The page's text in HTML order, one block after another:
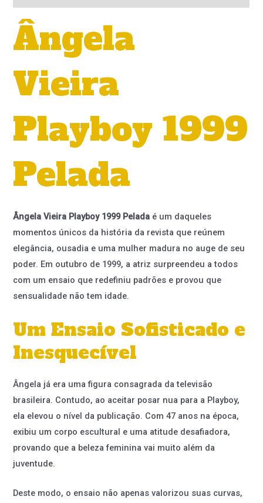
Ângela
Vieira
Playboy 1999
Pelada
Ângela Vieira Playboy 1999 Pelada é um daqueles
momentos únicos da história da revista que reúnem
elegância, ousadia e uma mulher madura no auge de seu
poder. Em outubro de 1999, a atriz surpreendeu a todos
com um ensaio que redefiniu padrões e provou que
sensualidade não tem idade.
Um Ensaio Sofisticado e
Inesquecível
Ângela já era uma figura consagrada da televisão
brasileira. Contudo, ao aceitar posar nua para a Playboy,
ela elevou o nível da publicação. Com 47 anos na época,
exibiu um corpo escultural e uma atitude desafiadora,
provando que a beleza feminina vai muito além da
juventude.
Deste modo, o ensaio não apenas valorizou suas curvas,